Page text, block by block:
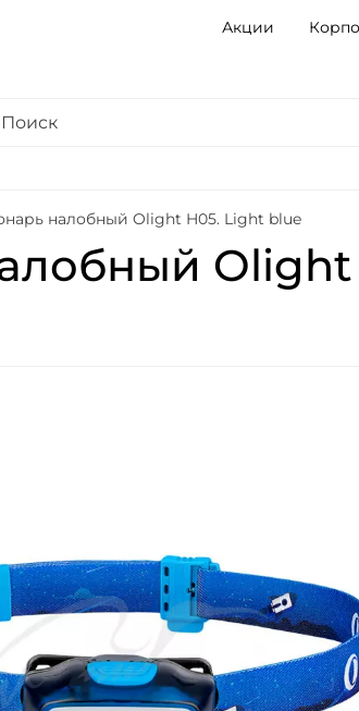
Акции
налобный Olight H05. Light blue
Olight